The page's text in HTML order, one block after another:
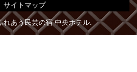
サイトマップ
あう民芸の宿 中央ホテル.